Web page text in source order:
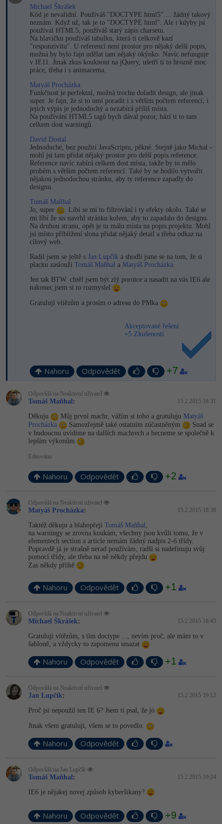
Michael Škrášek
Kód je nevalidní. Používáš "DOCTYPE html5" ... žádný takový
neznám. Když už, tak je to "DOCTYPE html". Ale i kdyby jsi
používal HTML5, používáš starý zápis charsetu.
Na hlavičku používáš tabulku, která ti celkově kazí
"responzivitu". U referencí není prostor pro nějaký delší popis,
možná by bylo fajn udělat tam nějaký okýnko. Navíc nefunguje
v IE11. Jinak zkus kouknout na jQuery, ušetří ti to hrozně moc
práce, třeba i s animacema.
Matyáš Procházka
Funkčnost je perfektní, možná trochu doladit design, ale jinak
super. Je fajn, že si to umí poradit i s větším počtem referencí, i
jejich výpis je jednoduchý a nezabírá příliš místa.
Na používání HTML5 tagů bych dával pozor, hází ti to tam
celkem dost warningů.
David Dostal
Jednoduché, bez použití JavaScriptu, pěkné. Stejně jako Michal -
mohl jsi tam přidat nějaký prostor pro delší popis reference.
Reference navíc zabírá celkem dost místa, takže by to mělo
probém s větším počtem referencí. Také by se hodilo vytvořit
nějakou jednoduchou stránku, aby ty reference zapadly do
designu.
Tomáš Maňhal
Jo, super
. Líbí se mi to filtrování i ty efekty okolo. Také se
mi líbí že sis navrhl stránku kolem, aby to zapadalo do designu.
Na druhou stranu, opět je tu málo místa na popis projektu. Mohl
jsi místo přiblížení slona přidat nějaký detail a třeba odkaz na
cílový web.
Radil jsem se ještě s Jan Lupčík a shodli jsme se na tom, že si
placku zaslouží Tomáš Maňhal a Matyáš Procházka.
Jen tak BTW. chtěl jsem být zlý porotce a nasadit na vás IE6 ale
nakonec jsem si to rozmyslel
Gratuluji vítězům a prosím o adresu do PMka
Akceptované řešení
+5 Zkušeností
Nahoru Odpovědět +7
Odpovídá na Neaktivní uživatel
Tomáš Maňhal: 15.2.2015 18:31
Děkuju Můj první machr, vážím si toho a gratuluju Matyáš
Procházka
Samozřejmě také ostatním zúčastněným
Snad se
v budoucnu uvidíme na dalších machrech a hecneme se společně k
lepším výkonům
Editováno
Nahoru Odpovědět +2
Odpovídá na Neaktivní uživatel
Matyáš Procházka: 15.2.2015 18:38
Taktéž děkuju a blahopřeji Tomáš Maňhal
na warningy se zrovna koukám, všechny jsou kvůli tomu, že v
elementech section a article nemám žádný nadpis 2-6 třídy.
Popravdě já je strašně nerad používám, radši si nadefinuju svůj
pomocí třídy, ale třeba na ně někdy přejdu
Zas někdy příště
Nahoru Odpovědět +1
Odpovídá na Neaktivní uživatel
Michael Škrášek: 15.2.2015 18:43
Gratuluji vítězům, s tím doctype ..., nevím proč, ale mám to v
šabloně, a vždycky to zapomenu smazat
Nahoru Odpovědět +1
Odpovídá na Neaktivní uživatel
Jan Lupčík: 15.2.2015 19:12
Proč jsi nepoužil ten IE 6? Jsem ti psal, že jó
Jinak všem gratuluji, všem se to povedlo.
Nahoru Odpovědět
Odpovídá na Jan Lupčík
Tomáš Maňhal: 15.2.2015 19:24
IE6 je nějakej novej způsob kyberšikany?
Nahoru Odpovědět +9